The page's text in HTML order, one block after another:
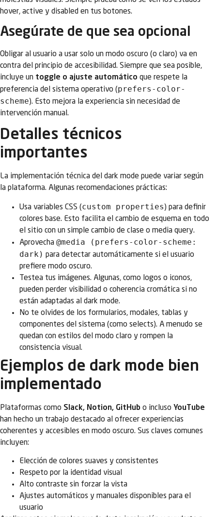
hover, active y disabled en tus botones.
Asegúrate de que sea opcional
Obligar al usuario a usar solo un modo oscuro (o claro) va en
contra del principio de accesibilidad. Siempre que sea posible,
incluye un toggle o ajuste automático que respete la
preferencia del sistema operativo (prefers-color-
scheme). Esto mejora la experiencia sin necesidad de
intervención manual.
Detalles técnicos
importantes
La implementación técnica del dark mode puede variar según
la plataforma. Algunas recomendaciones prácticas:
Usa variables CSS (custom properties) para definir
colores base. Esto facilita el cambio de esquema en todo
el sitio con un simple cambio de clase o media query.
Aprovecha @media (prefers-color-scheme:
dark) para detectar automáticamente si el usuario
prefiere modo oscuro.
Testea tus imágenes. Algunas, como logos o iconos,
pueden perder visibilidad o coherencia cromática si no
están adaptadas al dark mode.
No te olvides de los formularios, modales, tablas y
componentes del sistema (como selects). A menudo se
quedan con estilos del modo claro y rompen la
consistencia visual.
Ejemplos de dark mode bien
implementado
Plataformas como Slack, Notion, GitHub o incluso YouTube
han hecho un trabajo destacado al ofrecer experiencias
coherentes y accesibles en modo oscuro. Sus claves comunes
incluyen:
Elección de colores suaves y consistentes
Respeto por la identidad visual
Alto contraste sin forzar la vista
Ajustes automáticos y manuales disponibles para el
usuario